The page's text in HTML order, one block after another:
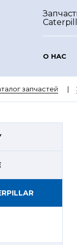
О НАС
запчастей